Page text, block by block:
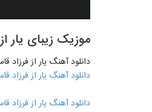
موزیک زیبای یار
دانلود آهنگ یار از فرزاد
دانلود آهنگ یار از فرزاد
دانلود آهنگ یار از فرزاد